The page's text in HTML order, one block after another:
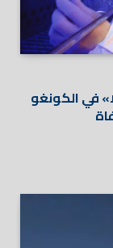
في الكونغو